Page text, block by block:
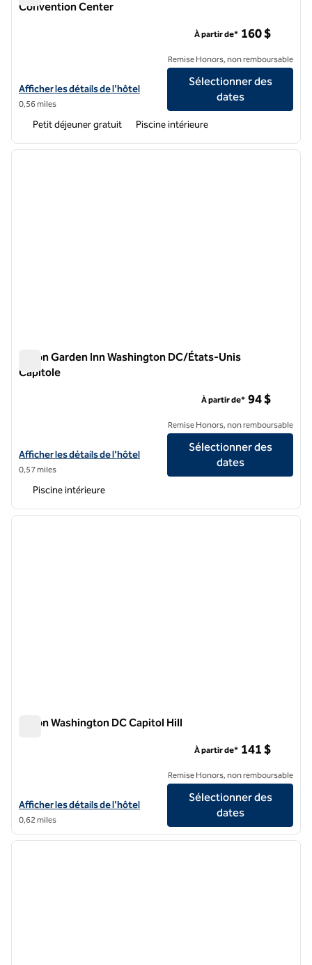
Convention Center
Afficher les détails de l'hôtel Embassy Suites by Hilton Washington
Afficher les détails de l'hôtel
0,56 miles
À partir de* 160 $
Remise Honors, non remboursable
Sélectionner des
dates
Petit déjeuner gratuit Piscine intérieure
1 sur 12
Hilton Garden Inn Washington DC/États-Unis
Capitole
Afficher les détails de l'hôtel Hilton Garden Inn Washington DC/U.S.
Afficher les détails de l'hôtel
0,57 miles
À partir de* 94 $
Remise Honors, non remboursable
Sélectionner des
dates
Piscine intérieure
1 sur 12
Hilton Washington DC Capitol Hill
Afficher les détails de l'hôtel Hilton Washington DC Capitol Hill
Afficher les détails de l'hôtel
0,62 miles
À partir de* 141 $
Remise Honors, non remboursable
Sélectionner des
dates
1/12
1 sur 12